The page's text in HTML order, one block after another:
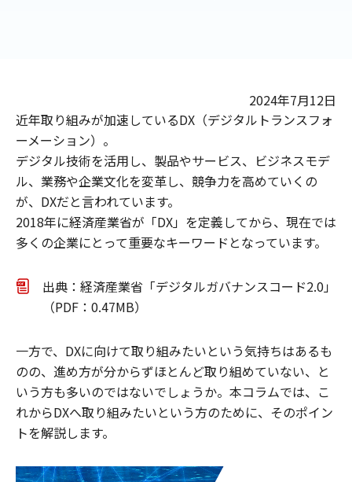
2024年7月12日
近年取り組みが加速しているDX（デジタルトランスフォ
ーメーション）。
デジタル技術を活用し、製品やサービス、ビジネスモデ
ル、業務や企業文化を変革し、競争力を高めていくの
が、DXだと言われています。
2018年に経済産業省が「DX」を定義してから、現在では
多くの企業にとって重要なキーワードとなっています。
出典：経済産業省「デジタルガバナンスコード2.0」
（PDF：0.47MB）
一方で、DXに向けて取り組みたいという気持ちはあるも
のの、進め方が分からずほとんど取り組めていない、と
いう方も多いのではないでしょうか。本コラムでは、こ
れからDXへ取り組みたいという方のために、そのポイン
トを解説します。